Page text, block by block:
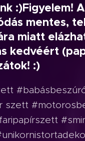
:)Figyelem!
mentes,
miatt
kedvéért
:)
szett